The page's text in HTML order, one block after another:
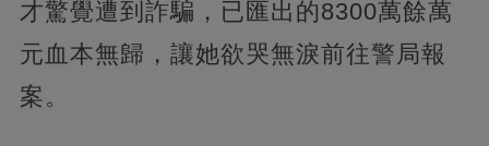
才驚覺遭到詐騙，已匯出的8300萬餘萬
元血本無歸，讓她欲哭無淚前往警局報
案。